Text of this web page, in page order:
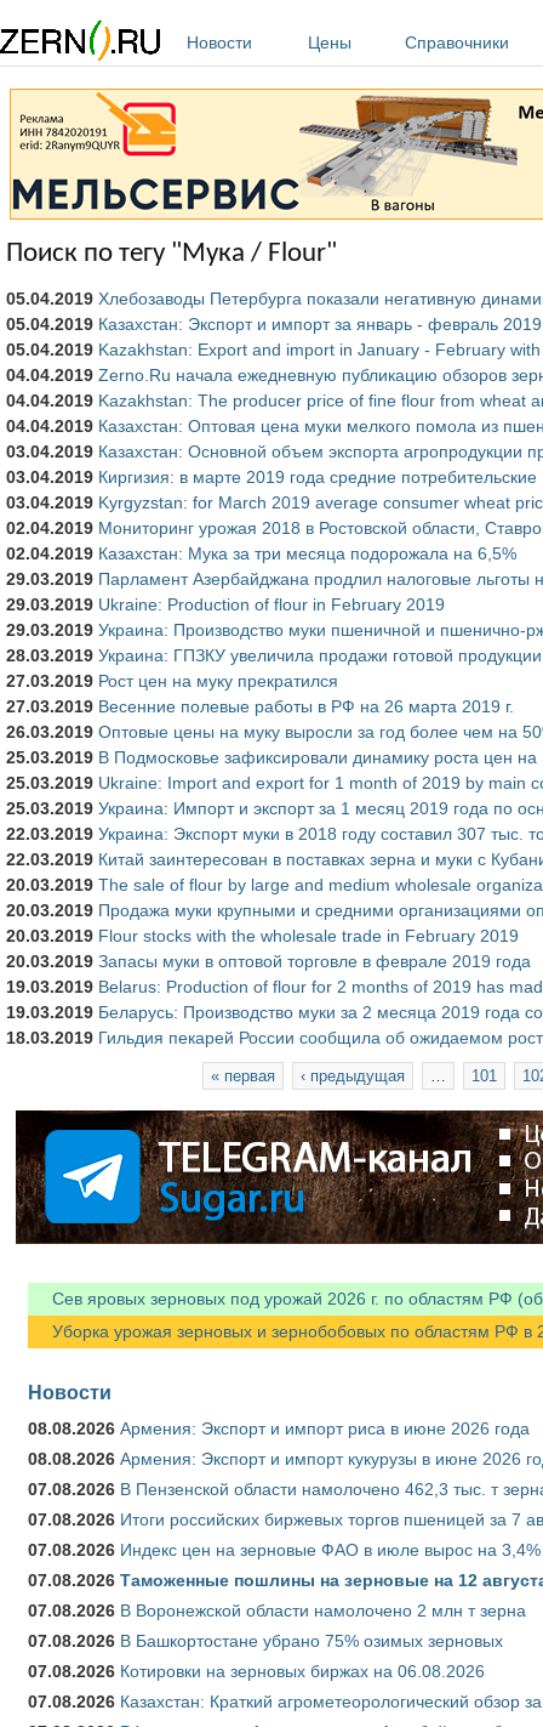
Новости
Цены Справочники
Поиск по тегу "Мука / Flour"
05.04.2019 Хлебозаводы Петербурга показали негативную
05.04.2019 Казахстан: Экспорт и импорт за январь - февраль
05.04.2019 Kazakhstan: Export and import in January - February
04.04.2019 Zerno.Ru начала ежедневную публикацию обзоров
04.04.2019 Kazakhstan: The producer price of fine flour from wheat
04.04.2019 Казахстан: Оптовая цена муки мелкого помола из
03.04.2019 Казахстан: Основной объем экспорта агропродукции
03.04.2019 Киргизия: в марте 2019 года средние
03.04.2019 Kyrgyzstan: for March 2019 average consumer wheat
02.04.2019 Мониторинг урожая 2018 в Ростовской области,
02.04.2019 Казахстан: Мука за три месяца подорожала на 6,5%
29.03.2019 Парламент Азербайджана продлил налоговые
29.03.2019 Ukraine: Production of flour in February 2019
29.03.2019 Украина: Производство муки пшеничной и пшенично-
28.03.2019 Украина: ГПЗКУ увеличила продажи готовой
27.03.2019 Рост цен на муку прекратился
27.03.2019 Весенние полевые работы в РФ на 26 марта 2019 г.
26.03.2019 Оптовые цены на муку выросли за год более чем на
25.03.2019 В Подмосковье зафиксировали динамику роста цен на
25.03.2019 Ukraine: Import and export for 1 month of 2019 by main
25.03.2019 Украина: Импорт и экспорт за 1 месяц 2019 года по
22.03.2019 Украина: Экспорт муки в 2018 году составил 307 тыс.
22.03.2019 Китай заинтересован в поставках зерна и муки с
20.03.2019 The sale of flour by large and medium wholesale
20.03.2019 Продажа муки крупными и средними организациями
20.03.2019 Flour stocks with the wholesale trade in February 2019
20.03.2019 Запасы муки в оптовой торговле в феврале 2019 года
19.03.2019 Belarus: Production of flour for 2 months of 2019 has
19.03.2019 Беларусь: Производство муки за 2 месяца 2019 года
18.03.2019 Гильдия пекарей России сообщила об ожидаемом
« первая ‹ предыдущая 101
Сев яровых зерновых под урожай 2026 г. по областям РФ
Уборка урожая зерновых и зернобобовых по областям РФ в
Новости
08.08.2026 Армения: Экспорт и импорт риса в июне 2026 года
08.08.2026 Армения: Экспорт и импорт кукурузы в июне 2026
07.08.2026 В Пензенской области намолочено 462,3 тыс. т
07.08.2026 Итоги российских биржевых торгов пшеницей за 7
07.08.2026 Индекс цен на зерновые ФАО в июле вырос на 3,4%
07.08.2026 Таможенные пошлины на зерновые на 12
07.08.2026 В Воронежской области намолочено 2 млн т зерна
07.08.2026 В Башкортостане убрано 75% озимых зерновых
07.08.2026 Котировки на зерновых биржах на 06.08.2026
07.08.2026 Казахстан: Краткий агрометеорологический обзор